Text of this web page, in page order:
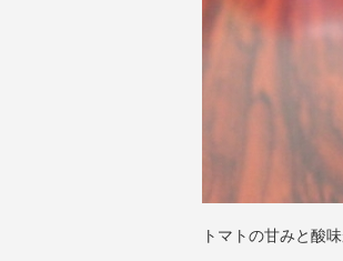
トマトの甘みと酸